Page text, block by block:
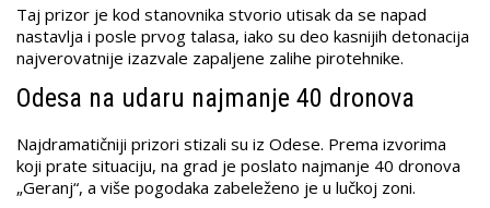
Taj prizor je kod stanovnika stvorio utisak da se napad
nastavlja i posle prvog talasa, iako su deo kasnijih detonacija
najverovatnije izazvale zapaljene zalihe pirotehnike.
Odesa na udaru najmanje 40 dronova
Najdramatičniji prizori stizali su iz Odese. Prema izvorima
koji prate situaciju, na grad je poslato najmanje 40 dronova
„Geranj“, a više pogodaka zabeleženo je u lučkoj zoni.